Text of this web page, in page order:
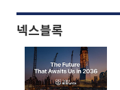
넥스블록